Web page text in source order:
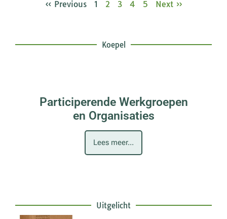
« Previous 1 2 3 4 5 Next »
Koepel
Participerende Werkgroepen
en Organisaties
Lees meer...
Uitgelicht